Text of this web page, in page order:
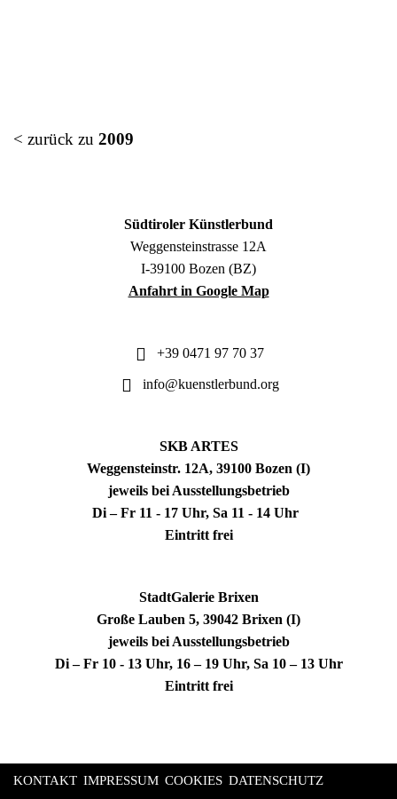
< zurück zu 2009
Südtiroler Künstlerbund
Weggensteinstrasse 12A
I-39100 Bozen (BZ)
Anfahrt in Google Map
+39 0471 97 70 37
info@kuenstlerbund.org
SKB ARTES
Weggensteinstr. 12A, 39100 Bozen (I)
jeweils bei Ausstellungsbetrieb
Di – Fr 11 - 17 Uhr, Sa 11 - 14 Uhr
Eintritt frei
StadtGalerie Brixen
Große Lauben 5, 39042 Brixen (I)
jeweils bei Ausstellungsbetrieb
Di – Fr 10 - 13 Uhr, 16 – 19 Uhr, Sa 10 – 13 Uhr
Eintritt frei
KONTAKT IMPRESSUM COOKIES DATENSCHUTZ